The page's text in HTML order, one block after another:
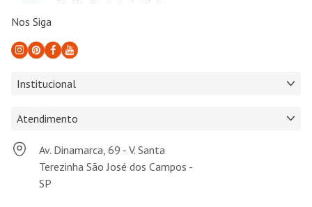
Nos Siga
Institucional
Atendimento
Av. Dinamarca, 69 - V. Santa
Terezinha São José dos Campos -
SP